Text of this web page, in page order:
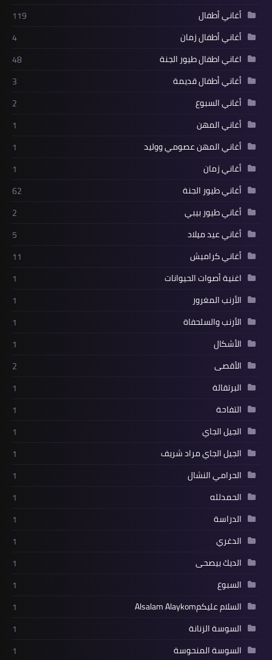
أغاني أطفال
119
أغاني أطفال زمان
4
اغاني اطفال طيور الجنة
48
أغاني أطفال قديمة
3
أغاني السبوع
2
أغاني المهن
1
أغاني المهن عصومي ووليد
1
أغاني زمان
1
أغاني طيور الجنة
62
أغاني طيور بيبي
2
أغاني عيد ميلاد
5
أغاني كراميش
11
اغنية أصوات الحيوانات
1
الأرنب المغرور
1
الأرنب والسلحفاة
1
الأشكال
1
الأقصى
2
البرتقالة
1
التفاحة
1
الجيل الجاي
1
الجيل الجاي مراد شريف
1
الحرامي النشال
1
الحمدلله
1
الدراسة
1
الدغري
1
الديك بيصحى
1
السبوع
1
السلام عليكمAlsalam Alaykom
1
السوسة الزنانة
1
السوسة المنحوسة
1